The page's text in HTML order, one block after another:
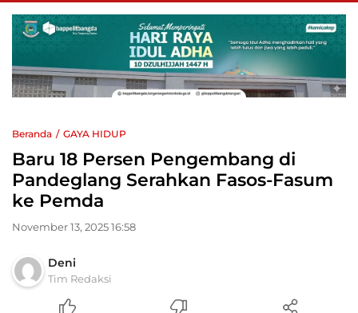
Beranda GAYA HIDUP
Baru 18 Persen Pengembang di
Pandeglang Serahkan Fasos-Fasum
ke Pemda
November 13, 2025 16:58
Deni
Tim Redaksi